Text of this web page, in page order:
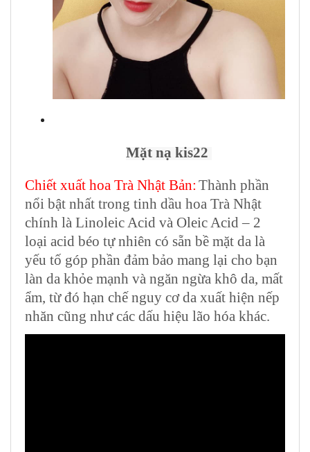
Mặt nạ kis22
Chiết xuất hoa Trà Nhật Bản: Thành phần
nổi bật nhất trong tinh dầu hoa Trà Nhật
chính là Linoleic Acid và Oleic Acid – 2
loại acid béo tự nhiên có sẵn bề mặt da là
yếu tố góp phần đảm bảo mang lại cho bạn
làn da khỏe mạnh và ngăn ngừa khô da, mất
ẩm, từ đó hạn chế nguy cơ da xuất hiện nếp
nhăn cũng như các dấu hiệu lão hóa khác.